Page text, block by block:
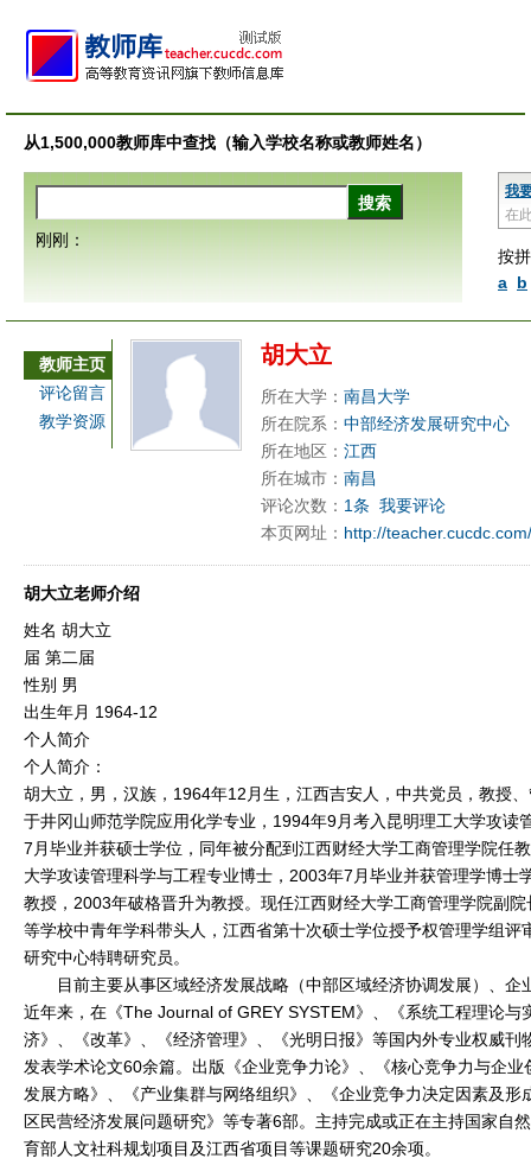
从1,500,000教师库中查找（输入学校名称或教师姓名）
我
在
按
a b
刚刚：
教师主页
评论留言
教学资源
胡大立
所在大学： 南昌大学
所在院系： 中部经济发展研究中心
所在地区： 江西
所在城市： 南昌
评论次数： 1条 我要评论
本页网址： http://
胡大立老师介绍
姓名 胡大立
届 第二届
性别 男
出生年月 1964-12
个人简介
个人简介：
胡大立，男，汉族，1964年12月生，江西吉安人，中共党员，教授
于井冈山师范学院应用化学专业，1994年9月考入昆明理工大学攻读
7月毕业并获硕士学位，同年被分配到江西财经大学工商管理学院任
大学攻读管理科学与工程专业博士，2003年7月毕业并获管理学博士
教授，2003年破格晋升为教授。现任江西财经大学工商管理学院副
等学校中青年学科带头人，江西省第十次硕士学位授予权管理学组评
研究中心特聘研究员。
目前主要从事区域经济发展战略（中部区域经济协调发展）、企
近年来，在《The Journal of GREY SYSTEM》、《系统工程理论与
济》、《改革》、《经济管理》、《光明日报》等国内外专业权威刊
发表学术论文60余篇。出版《企业竞争力论》、《核心竞争力与企
发展方略》、《产业集群与网络组织》、《企业竞争力决定因素及形
区民营经济发展问题研究》等专著6部。主持完成或正在主持国家自
育部人文社科规划项目及江西省项目等课题研究20余项。